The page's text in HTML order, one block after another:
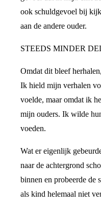
ook schuldgevoel bij
aan de andere ouder.
STEEDS MINDER
Omdat dit bleef
Ik hield mijn verhalen
voelde, maar omdat ik
mijn ouders. Ik wilde
voeden.
Wat er eigenlijk
naar de achtergrond
binnen en probeerde de
als kind helemaal niet